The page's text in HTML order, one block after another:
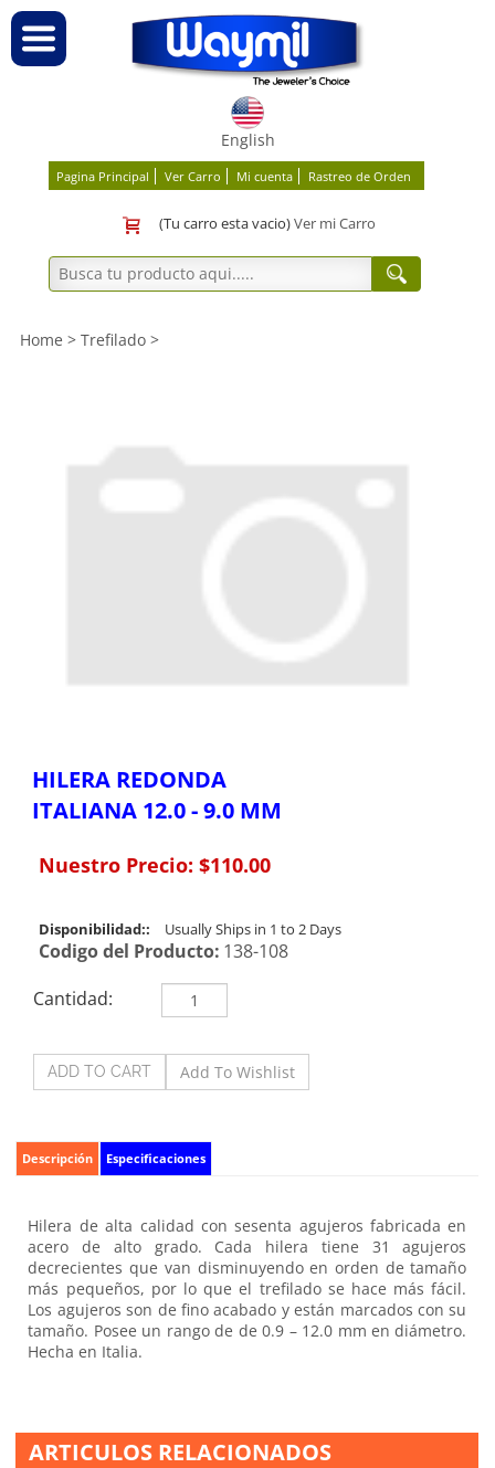
English
Pagina Principal Ver Carro Mi cuenta Rastreo de Orden
(Tu carro esta vacio)Ver mi Carro
Home >Trefilado >
HILERA REDONDA
ITALIANA 12.0 - 9.0 MM
Nuestro Precio: $110.00
Disponibilidad:: Usually Ships in 1 to 2 Days
Codigo del Producto: 138-108
Cantidad:
Descripción Especificaciones
Hilera de alta calidad con sesenta agujeros fabricada en
acero de alto grado. Cada hilera tiene 31 agujeros
decrecientes que van disminuyendo en orden de tamaño
más pequeños, por lo que el trefilado se hace más fácil.
Los agujeros son de fino acabado y están marcados con su
tamaño. Posee un rango de de 0.9 – 12.0 mm en diámetro.
Hecha en Italia.